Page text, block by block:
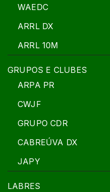
WAEDC
ARRL DX
ARRL 10M
GRUPOS E CLUBES
ARPA PR
CWJF
GRUPO CDR
CABREÚVA DX
JAPY
LABRES